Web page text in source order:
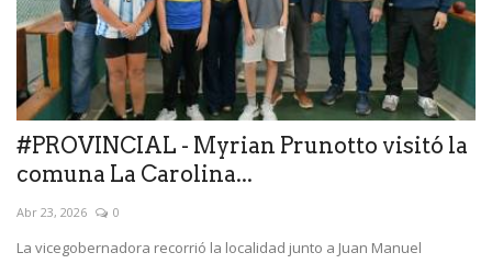
#PROVINCIAL - Myrian Prunotto visitó la
comuna La Carolina...
Abr 23, 2026 0
La vicegobernadora recorrió la localidad junto a Juan Manuel